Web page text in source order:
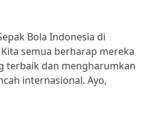
Bola Indonesia di
semua berharap mereka
terbaik dan mengharumkan
internasional. Ayo,